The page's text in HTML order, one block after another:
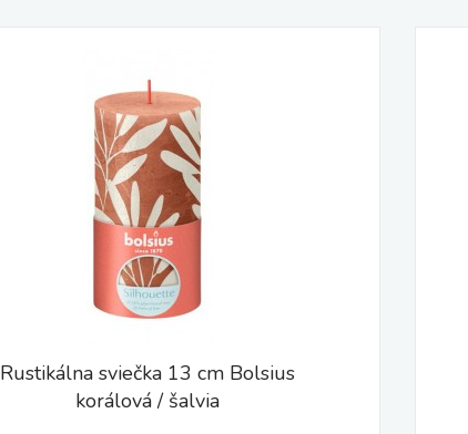
Rustikálna sviečka 13 cm Bolsius
korálová / šalvia